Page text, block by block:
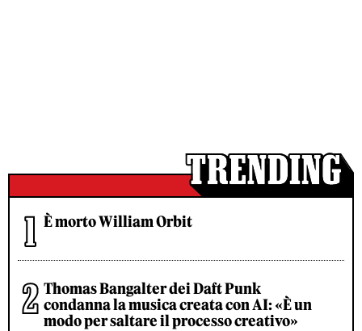
È morto William Orbit
Thomas Bangalter dei Daft Punk
condanna la musica creata con AI: «È un
modo per saltare il processo creativo»